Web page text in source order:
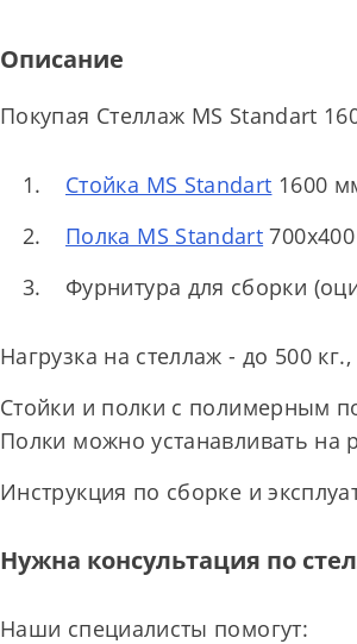
Описание
Покупая Стеллаж MS Standart
Стойка MS Standart 1600
Полка MS Standart
Фурнитура для сборки
Нагрузка на стеллаж - до 500
Стойки и полки с полимерным
Полки можно устанавливать
Инструкция по сборке и
Нужна консультация по
Наши специалисты помогут: